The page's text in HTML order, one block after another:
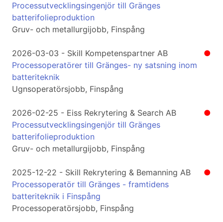
Processutvecklingsingenjör till Gränges
batterifolieproduktion
Gruv- och metallurgijobb, Finspång
●
2026-03-03 - Skill Kompetenspartner AB
Processoperatörer till Gränges- ny satsning inom
batteriteknik
Ugnsoperatörsjobb, Finspång
●
2026-02-25 - Eiss Rekrytering & Search AB
Processutvecklingsingenjör till Gränges
batterifolieproduktion
Gruv- och metallurgijobb, Finspång
●
2025-12-22 - Skill Rekrytering & Bemanning AB
Processoperatör till Gränges - framtidens
batteriteknik i Finspång
Processoperatörsjobb, Finspång